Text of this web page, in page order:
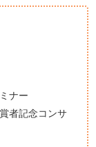
ナー
者記念コンサ